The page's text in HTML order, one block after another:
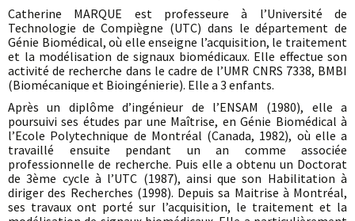
Catherine MARQUE est professeure à l’Université de
Technologie de Compiègne (UTC) dans le département de
Génie Biomédical, où elle enseigne l’acquisition, le traitement
et la modélisation de signaux biomédicaux. Elle effectue son
activité de recherche dans le cadre de l’UMR CNRS 7338, BMBI
(Biomécanique et Bioingénierie). Elle a 3 enfants.
Après un diplôme d’ingénieur de l’ENSAM (1980), elle a
poursuivi ses études par une Maîtrise, en Génie Biomédical à
l’Ecole Polytechnique de Montréal (Canada, 1982), où elle a
travaillé ensuite pendant un an comme associée
professionnelle de recherche. Puis elle a obtenu un Doctorat
de 3ème cycle à l’UTC (1987), ainsi que son Habilitation à
diriger des Recherches (1998). Depuis sa Maitrise à Montréal,
ses travaux ont porté sur l’acquisition, le traitement et la